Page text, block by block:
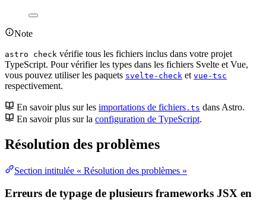
Note
astro check vérifie tous les fichiers inclus dans votre projet
TypeScript. Pour vérifier les types dans les fichiers Svelte et Vue,
vous pouvez utiliser les paquets svelte-check et vue-tsc
respectivement.
En savoir plus sur les importations de fichiers .ts dans Astro.
En savoir plus sur la configuration de TypeScript.
Résolution des problèmes
Section intitulée « Résolution des problèmes »
Erreurs de typage de plusieurs frameworks JSX en